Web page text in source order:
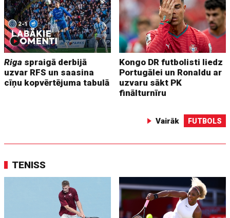
Riga spraigā derbijā
uzvar RFS un saasina
cīņu kopvērtējuma tabulā
Kongo DR futbolisti liedz
Portugālei un Ronaldu ar
uzvaru sākt PK
finālturnīru
Vairāk FUTBOLS
TENISS